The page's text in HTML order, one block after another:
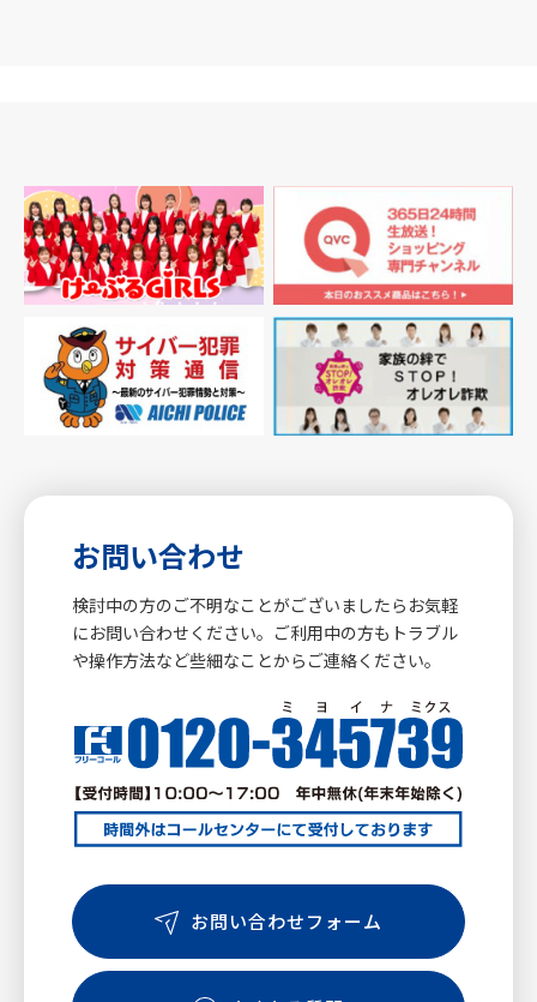
お問い合わせ
検討中の方のご不明なことがございましたらお気軽
にお問い合わせください。ご利用中の方もトラブル
や操作方法など些細なことからご連絡ください。
お問い合わせフォーム